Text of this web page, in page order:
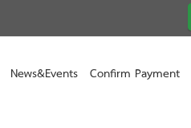
News&Events Confirm Payment